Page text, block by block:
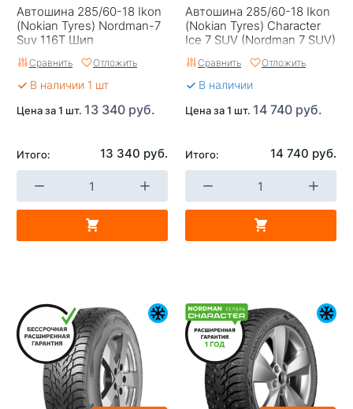
Автошина 285/60-18 Ikon
(Nokian Tyrеs) Nordman-7
Suv 116T Шип
Сравнить Отложить
В наличии 1 шт
Цена за 1 шт. 13 340 руб.
Итого: 13 340 руб.
Автошина 285/60-18 Ikon
(Nokian Tyres) Character
Ice 7 SUV (Nordman 7 SUV)
116T шип
Сравнить Отложить
В наличии
Цена за 1 шт. 14 740 руб.
Итого: 14 740 руб.